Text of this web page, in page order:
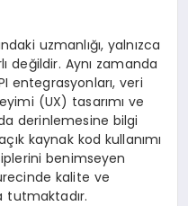
uzmanlığı, yalnızca
değildir. Aynı zamanda
entegrasyonları, veri
(UX) tasarımı ve
derinlemesine bilgi
kaynak kod kullanımı
benimseyen
kalite ve
tutmaktadır.